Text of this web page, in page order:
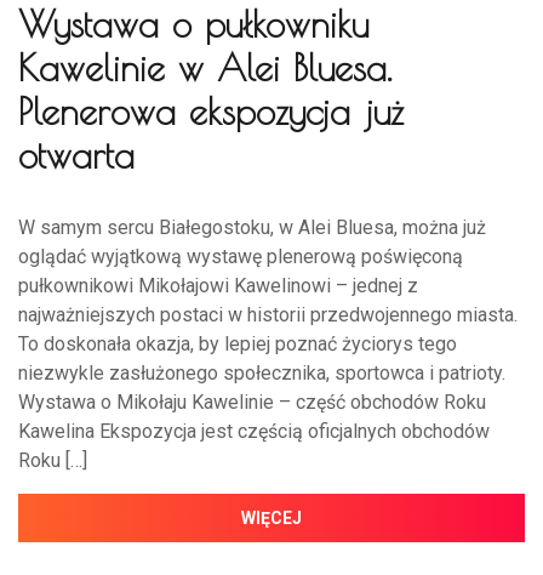
Wystawa o pułkowniku
Kawelinie w Alei Bluesa.
Plenerowa ekspozycja już
otwarta
W samym sercu Białegostoku, w Alei Bluesa, można już
oglądać wyjątkową wystawę plenerową poświęconą
pułkownikowi Mikołajowi Kawelinowi – jednej z
najważniejszych postaci w historii przedwojennego miasta.
To doskonała okazja, by lepiej poznać życiorys tego
niezwykle zasłużonego społecznika, sportowca i patrioty.
Wystawa o Mikołaju Kawelinie – część obchodów Roku
Kawelina Ekspozycja jest częścią oficjalnych obchodów
Roku […]
WIĘCEJ